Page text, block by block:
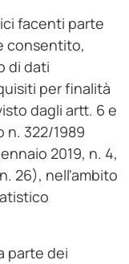
facenti parte
consentito,
di dati
per finalità
dagli artt. 6 e
322/1989
2019, n. 4,
26), nell'ambito
parte dei